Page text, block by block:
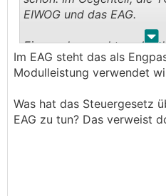
Betriebsausgabe
Der Freibetrag beträgt für
Bereich Ökologisierung
Investitionssumme.
Die Voraussetzungen zur
zu beachten, weiters dass
investitionsbedingte GFB in
werden kann, jedoch nicht
. .
EIWOG und das EAG.
Eine andere
Begriffes
Im EAG steht das als
Modulleistung verwendet
Was hat das Steuergesetz
EAG zu tun? Das verweist